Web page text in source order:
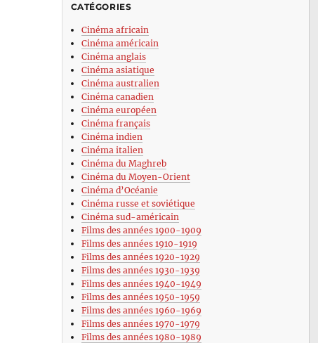
CATÉGORIES
Cinéma africain
Cinéma américain
Cinéma anglais
Cinéma asiatique
Cinéma australien
Cinéma canadien
Cinéma européen
Cinéma français
Cinéma indien
Cinéma italien
Cinéma du Maghreb
Cinéma du Moyen-Orient
Cinéma d’Océanie
Cinéma russe et soviétique
Cinéma sud-américain
Films des années 1900-1909
Films des années 1910-1919
Films des années 1920-1929
Films des années 1930-1939
Films des années 1940-1949
Films des années 1950-1959
Films des années 1960-1969
Films des années 1970-1979
Films des années 1980-1989